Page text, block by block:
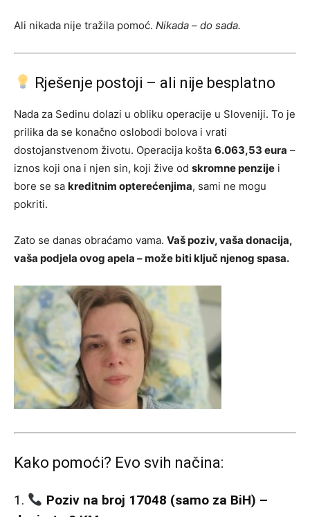
Ali nikada nije tražila pomoć. Nikada – do sada.
Rješenje postoji – ali nije besplatno
Nada za Sedinu dolazi u obliku operacije u Sloveniji. To je
prilika da se konačno oslobodi bolova i vrati
dostojanstvenom životu. Operacija košta 6.063,53 eura –
iznos koji ona i njen sin, koji žive od skromne penzije i
bore se sa kreditnim opterećenjima, sami ne mogu
pokriti.
Zato se danas obraćamo vama. Vaš poziv, vaša donacija,
vaša podjela ovog apela – može biti ključ njenog spasa.
Kako pomoći? Evo svih načina:
1.
Poziv na broj 17048 (samo za BiH) –